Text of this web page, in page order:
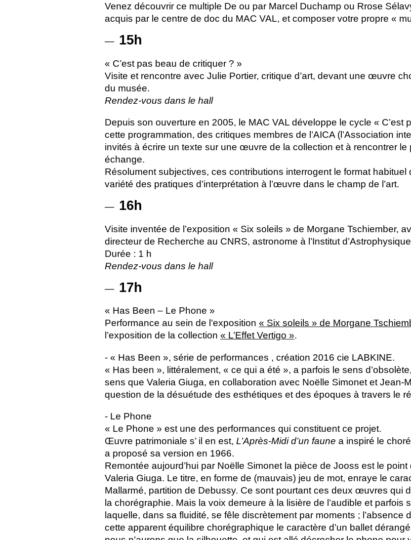
Venez découvrir ce multiple De ou par Marcel Duchamp ou Rrose
acquis par le centre de doc du MAC VAL, et composer votre propre «
— 15h
« C’est pas beau de critiquer ? »
Visite et rencontre avec Julie Portier, critique d’art, devant une œuvre
du musée.
Rendez-vous dans le hall
Depuis son ouverture en 2005, le MAC VAL développe le cycle « C’est
cette programmation, des critiques membres de l’AICA (l’Association
invités à écrire un texte sur une œuvre de la collection et à rencontrer
échange.
Résolument subjectives, ces contributions interrogent le format habituel
variété des pratiques d’interprétation à l’œuvre dans le champ de l’art.
— 16h
Visite inventée de l’exposition « Six soleils » de Morgane Tschiember,
directeur de Recherche au CNRS, astronome à l’Institut
Durée : 1 h
Rendez-vous dans le hall
— 17h
« Has Been – Le Phone »
Performance au sein de l’exposition « Six soleils » de Morgane
l’exposition de la collection « L’Effet Vertigo ».
- « Has Been », série de performances , création 2016 cie LABKINE.
« Has been », littéralement, « ce qui a été », a parfois le sens
sens que Valeria Giuga, en collaboration avec Noëlle Simonet et Jean-
question de la désuétude des esthétiques et des époques à travers le
- Le Phone
« Le Phone » est une des performances qui constituent ce projet.
Œuvre patrimoniale s’ il en est, L’Après-Midi d’un faune a inspiré le
a proposé sa version en 1966.
Remontée aujourd’hui par Noëlle Simonet la pièce de Jooss est le
Valeria Giuga. Le titre, en forme de (mauvais) jeu de mot, enraye le
Mallarmé, partition de Debussy. Ce sont pourtant ces deux œuvres qui
la chorégraphie. Mais la voix demeure à la lisière de l’audible et parfois
laquelle, dans sa fluidité, se fêle discrètement par moments ; l’absence
cette apparent équilibre chorégraphique le caractère d’un ballet